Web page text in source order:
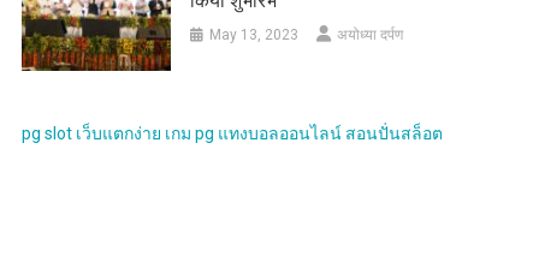
May 13, 2023 अयोध्या दर्पण
pg slot เว็บแตกง่าย เกม pg แทงบอลออนไลน์ สอนปั่นสล็อต